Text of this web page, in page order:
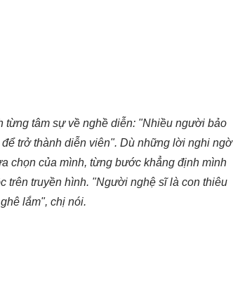
từng tâm sự về nghề diễn: "Nhiều người bảo
trở thành diễn viên". Dù những lời nghi ngờ
chọn của mình, từng bước khẳng định mình
trên truyền hình. "Người nghệ sĩ là con thiêu
lắm", chị nói.